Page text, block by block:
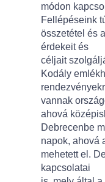
módon
Fellépéseink
összetétel és
érdekeit és
céljait
Kodály
vannak
ahová
Debrecenbe
napok, ahová
mehetett el.
kapcsolatai